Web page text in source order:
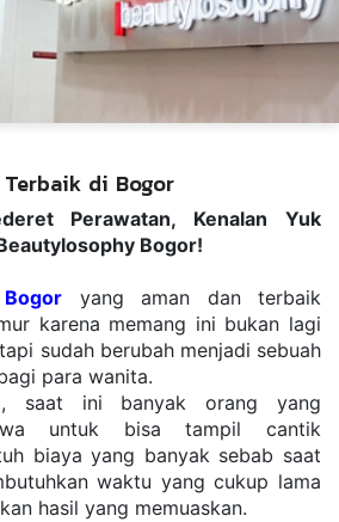
di Bogor
Perawatan, Kenalan Yuk
Bogor!
Bogor yang aman dan terbaik
karena memang ini bukan lagi
sudah berubah menjadi sebuah
para wanita.
saat ini banyak orang yang
untuk bisa tampil cantik
biaya yang banyak sebab saat
waktu yang cukup lama
hasil yang memuaskan.